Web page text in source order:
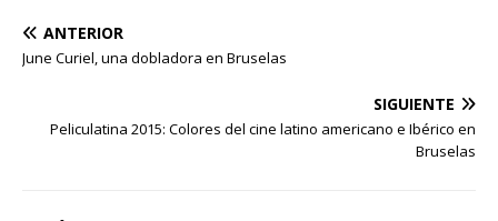
ANTERIOR
June Curiel, una dobladora en Bruselas
SIGUIENTE
Peliculatina 2015: Colores del cine latino americano e Ibérico en
Bruselas